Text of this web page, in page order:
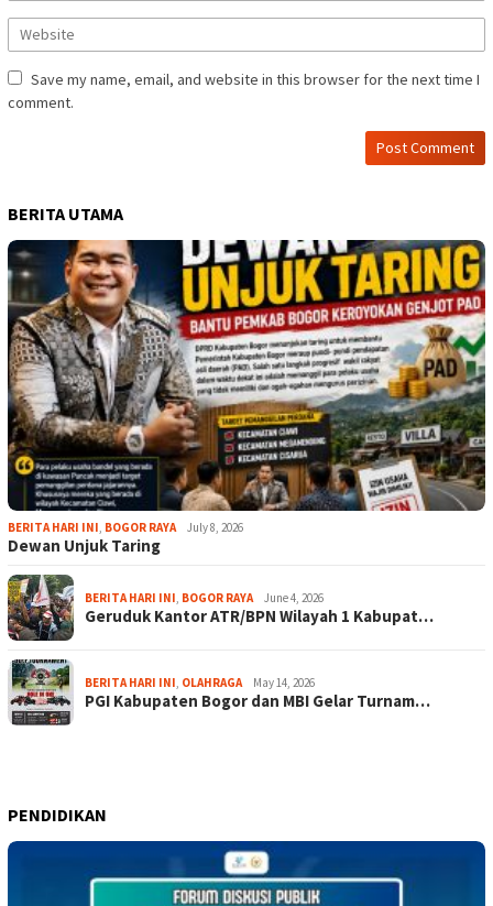
Save my name, email, and website in this browser for the next time I
comment.
BERITA UTAMA
BERITA HARI INI BOGOR RAYA July 8, 2026
Dewan Unjuk Taring
BERITA HARI INI BOGOR RAYA June 4, 2026
Geruduk Kantor ATR/BPN Wilayah 1 Kabupat…
BERITA HARI INI OLAHRAGA May 14, 2026
PGI Kabupaten Bogor dan MBI Gelar Turnam…
PENDIDIKAN